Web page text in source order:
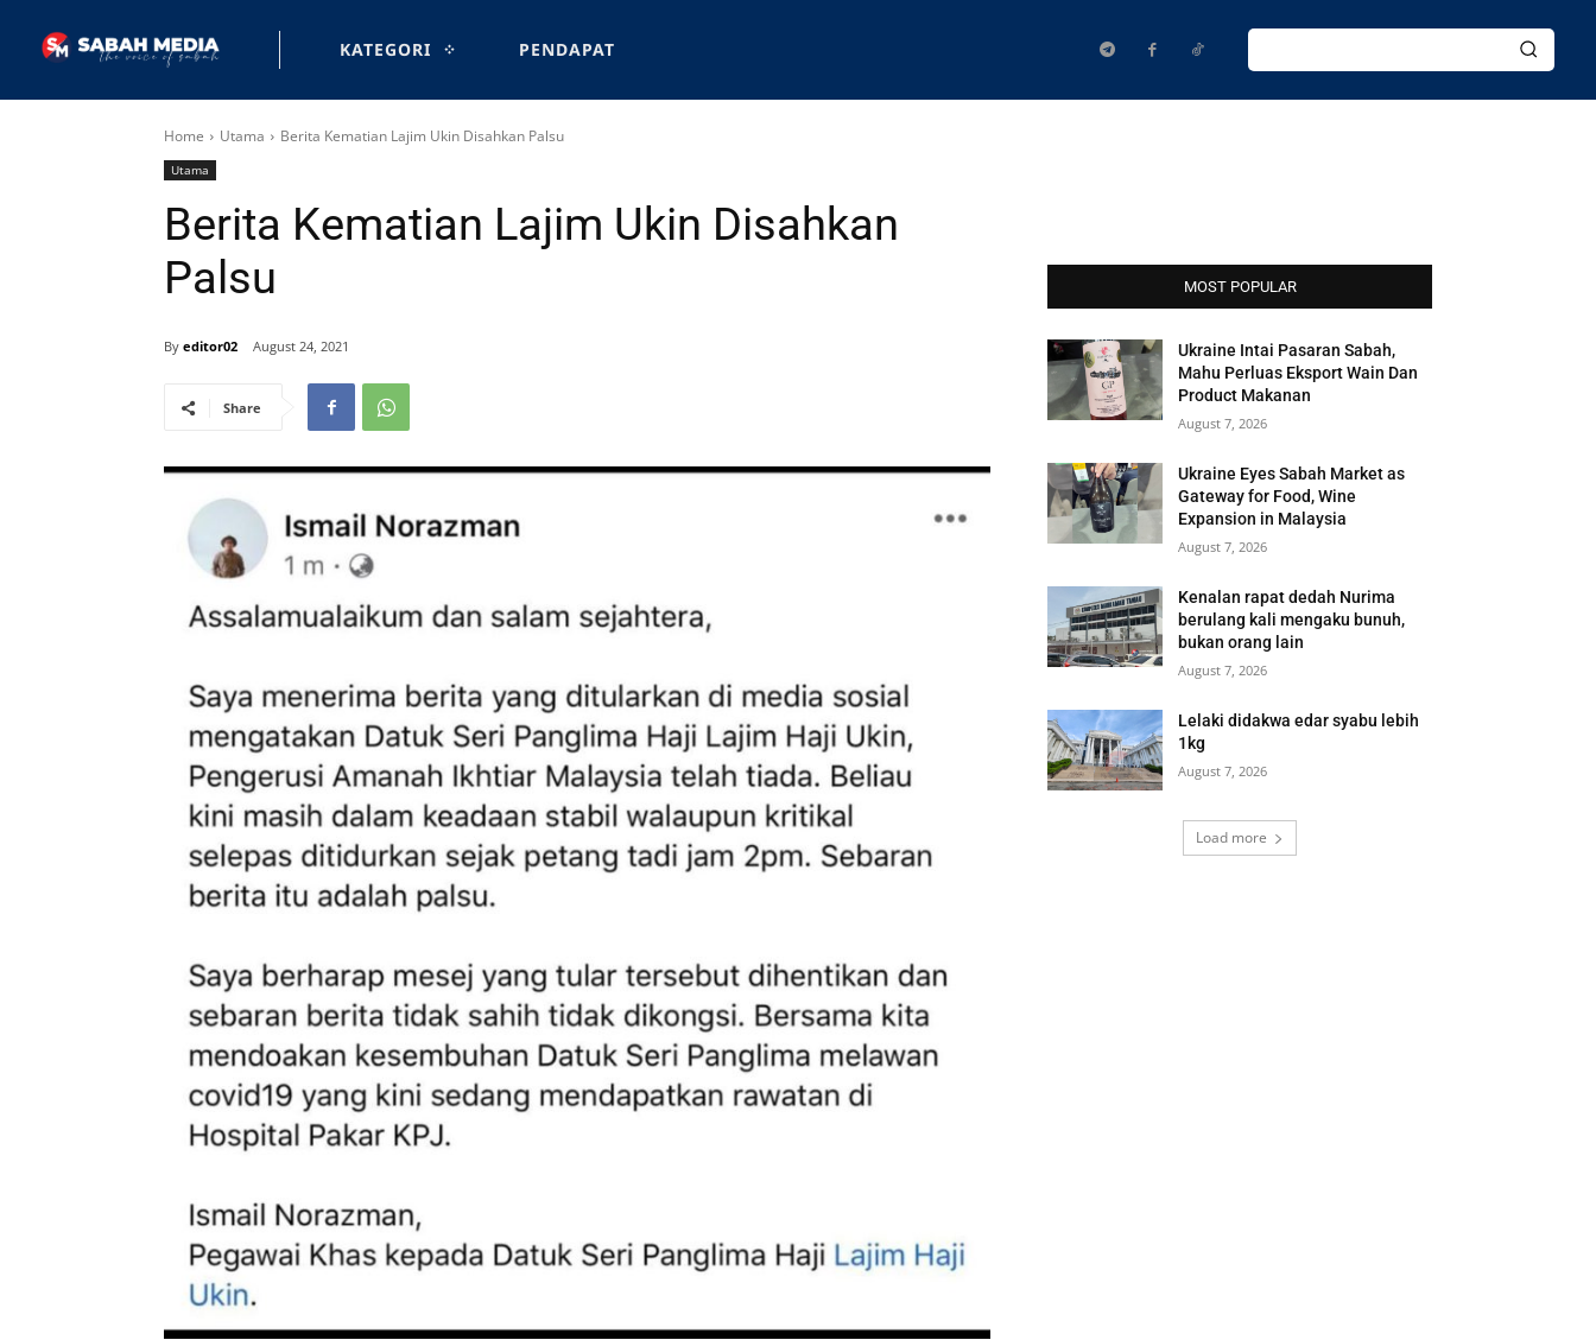
KATEGORI PENDAPAT
Home Utama Berita Kematian Lajim Ukin Disahkan Palsu
Utama
Berita Kematian Lajim Ukin Disahkan
Palsu
By editor02 August 24, 2021
Share
MOST POPULAR
Ukraine Intai Pasaran Sabah,
Mahu Perluas Eksport Wain Dan
Product Makanan
August 7, 2026
Ukraine Eyes Sabah Market as
Gateway for Food, Wine
Expansion in Malaysia
August 7, 2026
Kenalan rapat dedah Nurima
berulang kali mengaku bunuh,
bukan orang lain
August 7, 2026
Lelaki didakwa edar syabu lebih
1kg
August 7, 2026
Load more